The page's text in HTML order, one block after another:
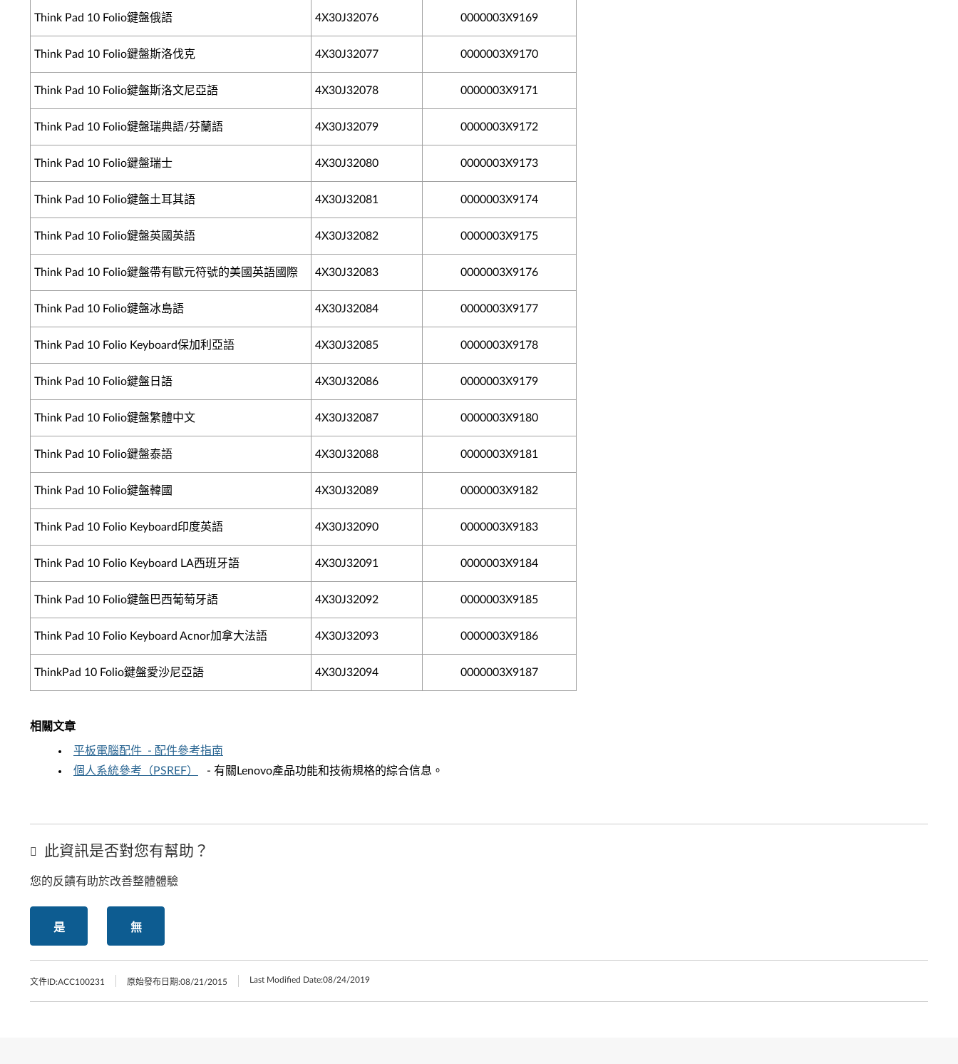
Think Pad 10 Folio鍵盤俄語 4X30J32076 0000003X9169
Think Pad 10 Folio鍵盤斯洛伐克 4X30J32077 0000003X9170
Think Pad 10 Folio鍵盤斯洛文尼亞語 4X30J32078 0000003X9171
Think Pad 10 Folio鍵盤瑞典語/芬蘭語 4X30J32079 0000003X9172
Think Pad 10 Folio鍵盤瑞士 4X30J32080 0000003X9173
Think Pad 10 Folio鍵盤土耳其語 4X30J32081 0000003X9174
Think Pad 10 Folio鍵盤英國英語 4X30J32082 0000003X9175
Think Pad 10 Folio鍵盤帶有歐元符號的美國英語國際 4X30J32083 0000003X9176
Think Pad 10 Folio鍵盤冰島語 4X30J32084 0000003X9177
Think Pad 10 Folio Keyboard保加利亞語 4X30J32085 0000003X9178
Think Pad 10 Folio鍵盤日語 4X30J32086 0000003X9179
Think Pad 10 Folio鍵盤繁體中文 4X30J32087 0000003X9180
Think Pad 10 Folio鍵盤泰語 4X30J32088 0000003X9181
Think Pad 10 Folio鍵盤韓國 4X30J32089 0000003X9182
Think Pad 10 Folio Keyboard印度英語 4X30J32090 0000003X9183
Think Pad 10 Folio Keyboard LA西班牙語 4X30J32091 0000003X9184
Think Pad 10 Folio鍵盤巴西葡萄牙語 4X30J32092 0000003X9185
Think Pad 10 Folio Keyboard Acnor加拿大法語 4X30J32093 0000003X9186
ThinkPad 10 Folio鍵盤愛沙尼亞語 4X30J32094 0000003X9187
相關文章
平板電腦配件 - 配件參考指南
個人系統參考（PSREF）
- 有關Lenovo產品功能和技術規格的綜合信息。
此資訊是否對您有幫助？
您的反饋有助於改善整體體驗
是 無
文件ID:ACC100231 原始發布日期:08/21/2015 Last Modified Date:08/24/2019